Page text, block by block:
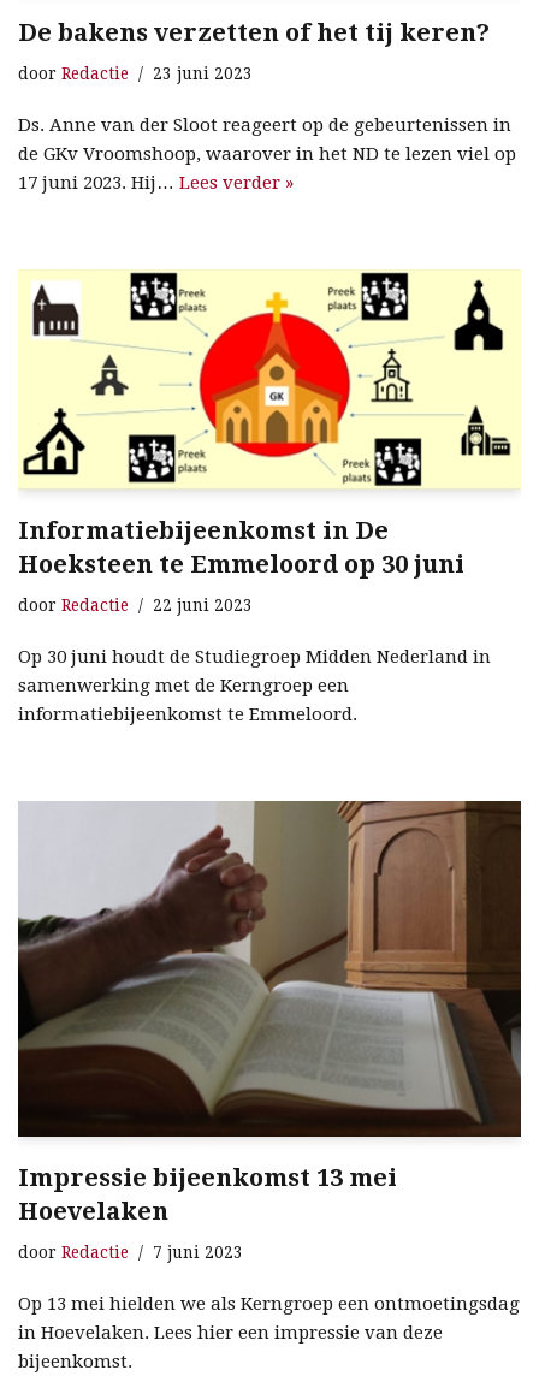
De bakens verzetten of het tij keren?
door Redactie 23 juni 2023
Ds. Anne van der Sloot reageert op de gebeurtenissen in
de GKv Vroomshoop, waarover in het ND te lezen viel op
17 juni 2023. Hij… Lees verder »
Informatiebijeenkomst in De
Hoeksteen te Emmeloord op 30 juni
door Redactie 22 juni 2023
Op 30 juni houdt de Studiegroep Midden Nederland in
samenwerking met de Kerngroep een
informatiebijeenkomst te Emmeloord.
Impressie bijeenkomst 13 mei
Hoevelaken
door Redactie 7 juni 2023
Op 13 mei hielden we als Kerngroep een ontmoetingsdag
in Hoevelaken. Lees hier een impressie van deze
bijeenkomst.